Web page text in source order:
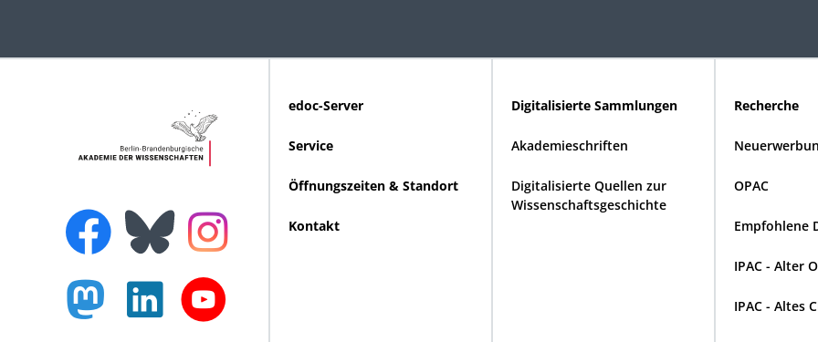
edoc-Server
Service
Öffnungszeiten & Standort
Kontakt
Digitalisierte Sammlungen
Akademieschriften
Digitalisierte Quellen zur
Wissenschaftsgeschichte
Recherche
OPAC
Empfohlene
IPAC - Alter
IPAC - Altes